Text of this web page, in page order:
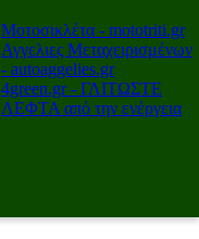
Μοτοσικλέτα - mototriti.gr
Αγγελιες Μεταχειρισμένων
- autoaggelies.gr
4green.gr - ΓΛΙΤΩΣΤΕ
ΛΕΦΤΑ από την ενέργεια